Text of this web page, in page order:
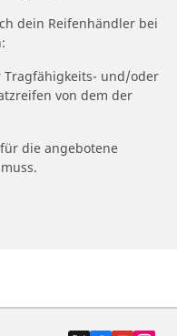
dein Reifenhändler bei
und/oder
von dem der
die angebotene